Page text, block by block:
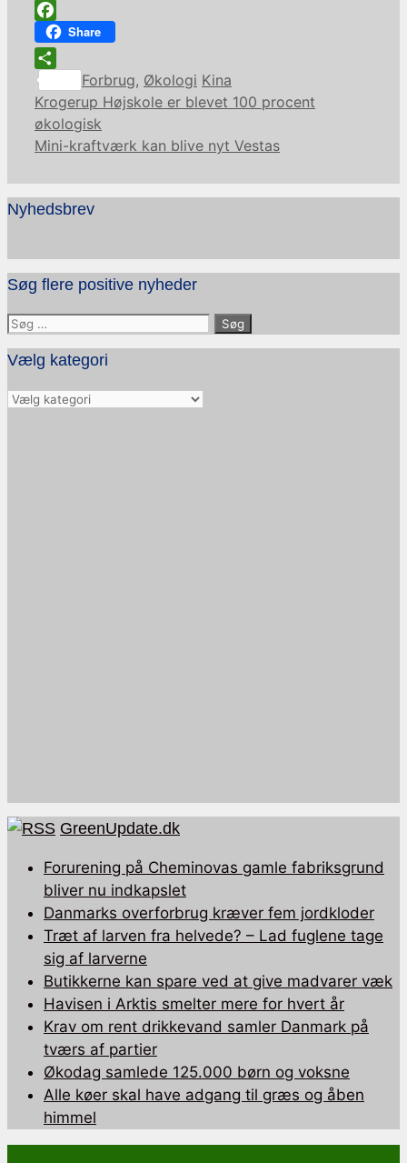
Facebook
Share
Share
Kategorier
Forbrug, Økologi Tags
Kina
Krogerup Højskole er blevet 100 procent
økologisk
Mini-kraftværk kan blive nyt Vestas
Nyhedsbrev
Søg flere positive nyheder
Søg
efter:
Vælg kategori
Vælg
GreenUpdate.dk
Forurening på Cheminovas gamle fabriksgrund
bliver nu indkapslet
Danmarks overforbrug kræver fem jordkloder
Træt af larven fra helvede? – Lad fuglene tage
sig af larverne
Butikkerne kan spare ved at give madvarer væk
Havisen i Arktis smelter mere for hvert år
Krav om rent drikkevand samler Danmark på
tværs af partier
Økodag samlede 125.000 børn og voksne
Alle køer skal have adgang til græs og åben
himmel